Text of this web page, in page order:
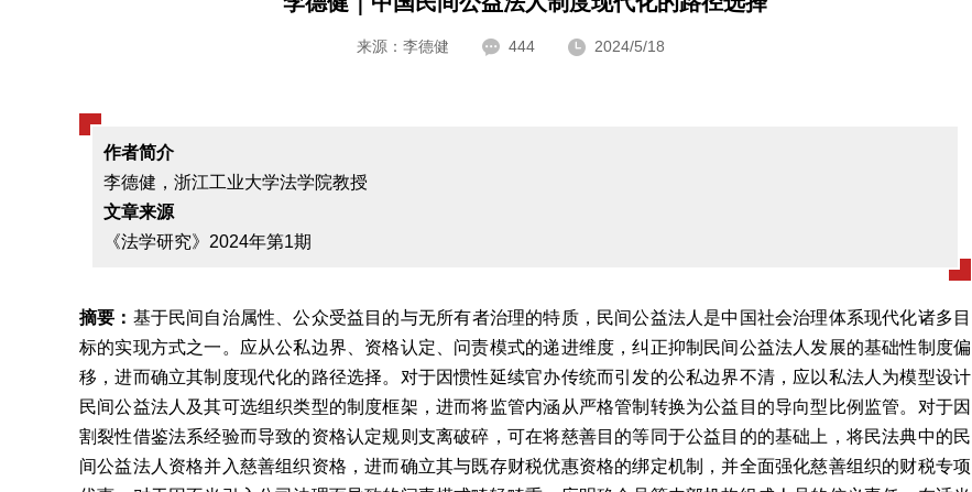
来源：李德健 444 2024/5/18
作者简介
李德健，浙江工业大学法学院教授
文章来源
《法学研究》2024年第1期
摘要： 基于民间自治属性、公众受益目的与无所有者治理的特质，民间公益法人是中国社会治理体系现代化诸多目
标的实现方式之一。应从公私边界、资格认定、问责模式的递进维度，纠正抑制民间公益法人发展的基础性制度偏
移，进而确立其制度现代化的路径选择。对于因惯性延续官办传统而引发的公私边界不清，应以私法人为模型设计
民间公益法人及其可选组织类型的制度框架，进而将监管内涵从严格管制转换为公益目的导向型比例监管。对于因
割裂性借鉴法系经验而导致的资格认定规则支离破碎，可在将慈善目的等同于公益目的的基础上，将民法典中的民
间公益法人资格并入慈善组织资格，进而确立其与既存财税优惠资格的绑定机制，并全面强化慈善组织的财税专项